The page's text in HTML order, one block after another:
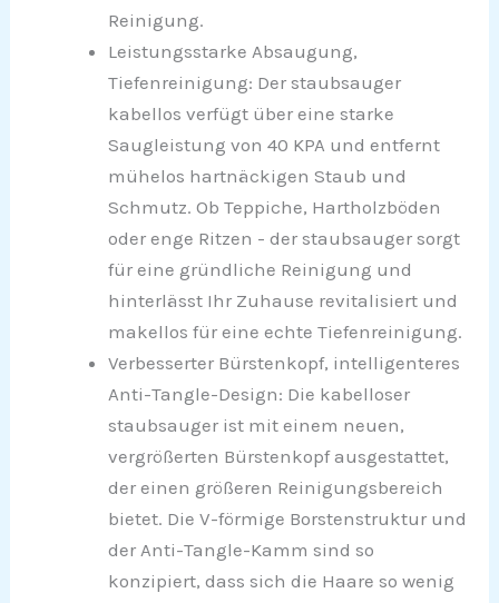
Reinigung.
Leistungsstarke Absaugung,
Tiefenreinigung: Der staubsauger
kabellos verfügt über eine starke
Saugleistung von 40 KPA und entfernt
mühelos hartnäckigen Staub und
Schmutz. Ob Teppiche, Hartholzböden
oder enge Ritzen - der staubsauger sorgt
für eine gründliche Reinigung und
hinterlässt Ihr Zuhause revitalisiert und
makellos für eine echte Tiefenreinigung.
Verbesserter Bürstenkopf, intelligenteres
Anti-Tangle-Design: Die kabelloser
staubsauger ist mit einem neuen,
vergrößerten Bürstenkopf ausgestattet,
der einen größeren Reinigungsbereich
bietet. Die V-förmige Borstenstruktur und
der Anti-Tangle-Kamm sind so
konzipiert, dass sich die Haare so wenig